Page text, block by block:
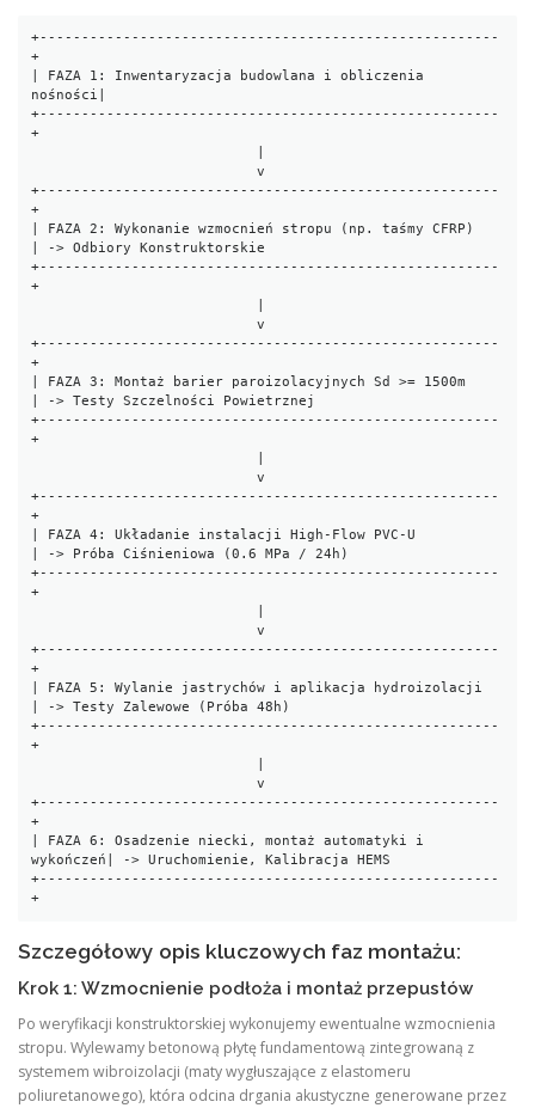
+-------------------------------------------------------
+
| FAZA 1: Inwentaryzacja budowlana i obliczenia
nośności|
+-------------------------------------------------------
+
                           v
+-------------------------------------------------------
+
| FAZA 2: Wykonanie wzmocnień stropu (np. taśmy CFRP)
| -> Odbiory Konstruktorskie
+-------------------------------------------------------
+
                           v
+-------------------------------------------------------
+
| FAZA 3: Montaż barier paroizolacyjnych Sd >= 1500m
| -> Testy Szczelności Powietrznej
+-------------------------------------------------------
+
                           v
+-------------------------------------------------------
+
| FAZA 4: Układanie instalacji High-Flow PVC-U
| -> Próba Ciśnieniowa (0.6 MPa / 24h)
+-------------------------------------------------------
+
                           v
+-------------------------------------------------------
+
| FAZA 5: Wylanie jastrychów i aplikacja hydroizolacji
| -> Testy Zalewowe (Próba 48h)
+-------------------------------------------------------
+
                           v
+-------------------------------------------------------
+
| FAZA 6: Osadzenie niecki, montaż automatyki i
wykończeń| -> Uruchomienie, Kalibracja HEMS
+-------------------------------------------------------
Szczegółowy opis kluczowych faz montażu:
Krok 1: Wzmocnienie podłoża i montaż przepustów
Po weryfikacji konstruktorskiej wykonujemy ewentualne wzmocnienia
stropu. Wylewamy betonową płytę fundamentową zintegrowaną z
systemem wibroizolacji (maty wygłuszające z elastomeru
poliuretanowego), która odcina drgania akustyczne generowane przez